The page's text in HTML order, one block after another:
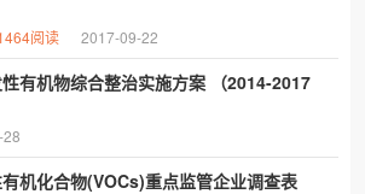
阅读 2017-09-22
有机物综合整治实施方案 （2014-2017
机化合物(VOCs)重点监管企业调查表